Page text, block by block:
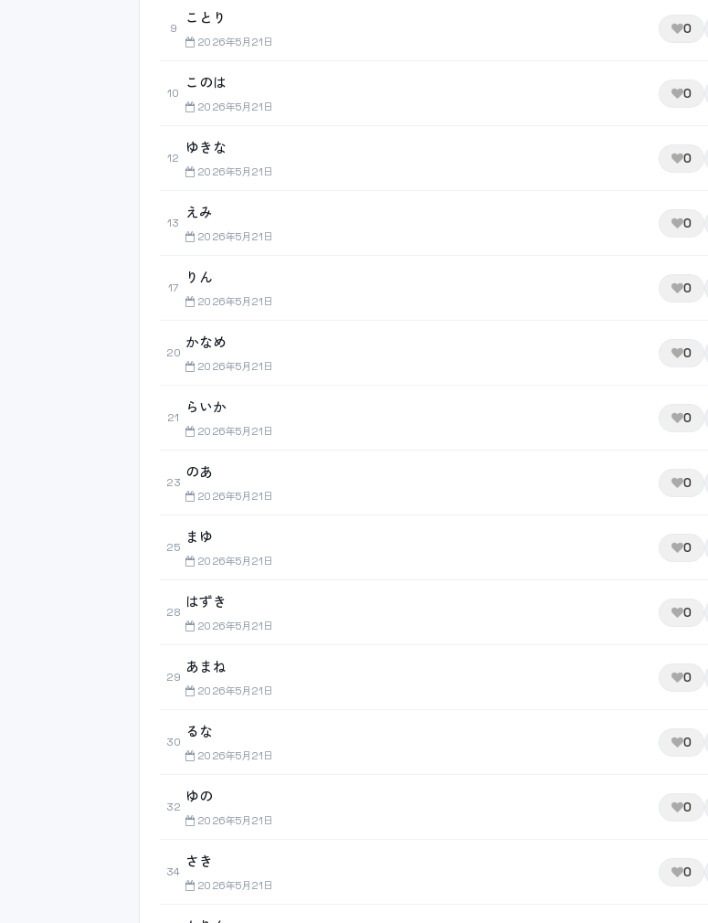
9
ことり
2026年5月21日
0
10
このは
2026年5月21日
0
12
ゆきな
2026年5月21日
0
13
えみ
2026年5月21日
0
17
りん
2026年5月21日
0
20
かなめ
2026年5月21日
0
21
らいか
2026年5月21日
0
23
のあ
2026年5月21日
0
25
まゆ
2026年5月21日
0
28
はずき
2026年5月21日
0
29
あまね
2026年5月21日
0
30
るな
2026年5月21日
0
32
ゆの
2026年5月21日
0
34
さき
2026年5月21日
0